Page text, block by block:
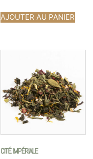
AJOUTER AU PANIER
CITÉ IMPÉRIALE